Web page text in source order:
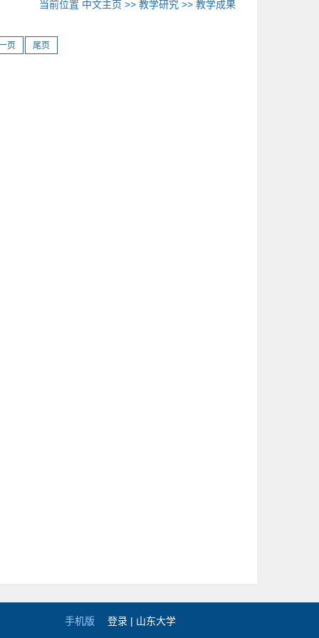
当前位置 中文主页 >>教学研究 >>教学成果
页 尾页
手机版 登录 | 山东大学